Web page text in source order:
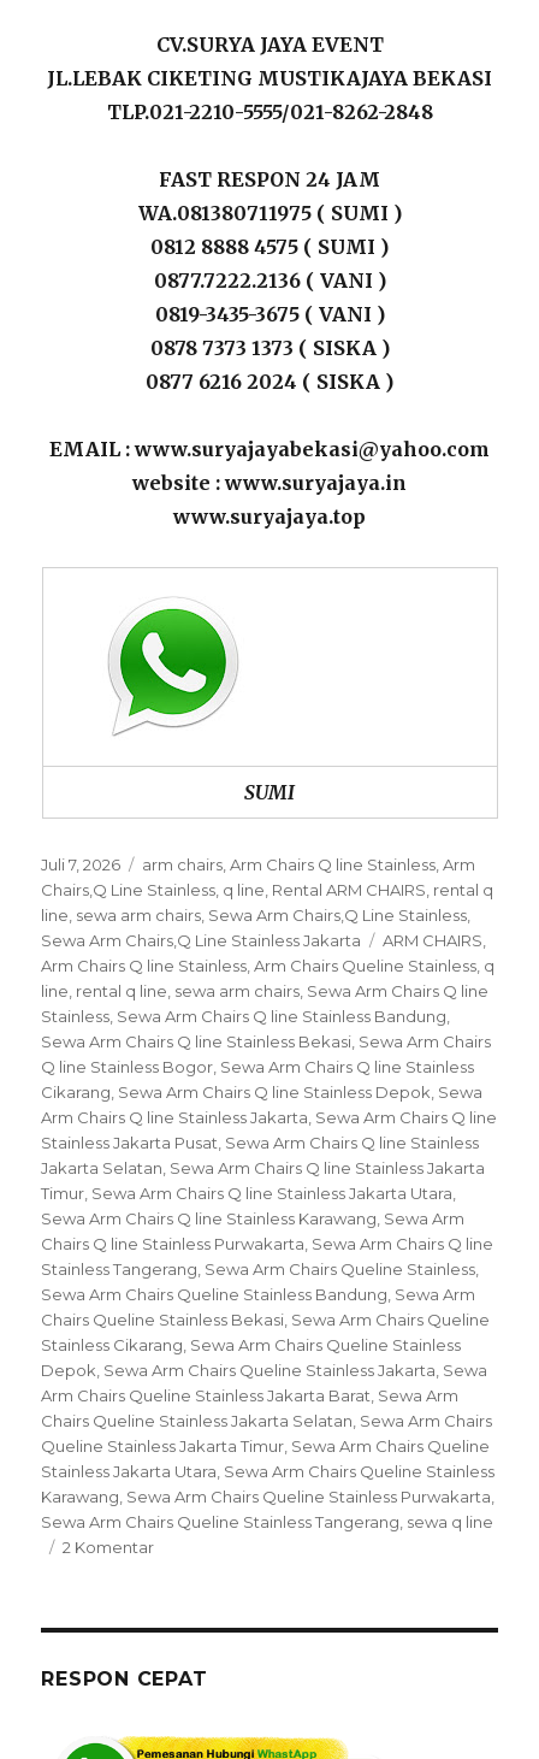
CV.SURYA JAYA EVENT
JL.LEBAK CIKETING MUSTIKAJAYA BEKASI
TLP.021-2210-5555/021-8262-2848
FAST RESPON 24 JAM
WA.081380711975 ( SUMI )
0812 8888 4575 ( SUMI )
0877.7222.2136 ( VANI )
0819-3435-3675 ( VANI )
0878 7373 1373 ( SISKA )
0877 6216 2024 ( SISKA )
EMAIL : www.suryajayabekasi@yahoo.com
website : www.suryajaya.in
www.suryajaya.top
SUMI
Posted
on
Juli 7, 2026 Categories
arm chairs ,Arm Chairs Q line Stainless ,Arm
Chairs,Q Line Stainless q line Rental ARM CHAIRS rental q
line sewa arm chairs Sewa Arm Chairs,Q Line Stainless
Sewa Arm Chairs,Q Line Stainless Jakarta
Tags
ARM CHAIRS
Arm Chairs Q line Stainless ,Arm Chairs Queline Stainless q
line rental q line sewa arm chairs Sewa Arm Chairs Q line
Stainless Sewa Arm Chairs Q line Stainless Bandung
Sewa Arm Chairs Q line Stainless Bekasi Sewa Arm Chairs
Q line Stainless Bogor Sewa Arm Chairs Q line Stainless
Cikarang Sewa Arm Chairs Q line Stainless Depok Sewa
Arm Chairs Q line Stainless Jakarta Sewa Arm Chairs Q line
Stainless Jakarta Pusat Sewa Arm Chairs Q line Stainless
Jakarta Selatan Sewa Arm Chairs Q line Stainless Jakarta
Timur Sewa Arm Chairs Q line Stainless Jakarta Utara
Sewa Arm Chairs Q line Stainless Karawang Sewa Arm
Chairs Q line Stainless Purwakarta Sewa Arm Chairs Q line
Stainless Tangerang Sewa Arm Chairs Queline Stainless
Sewa Arm Chairs Queline Stainless Bandung Sewa Arm
Chairs Queline Stainless Bekasi Sewa Arm Chairs Queline
Stainless Cikarang Sewa Arm Chairs Queline Stainless
Depok Sewa Arm Chairs Queline Stainless Jakarta Sewa
Arm Chairs Queline Stainless Jakarta Barat Sewa Arm
Chairs Queline Stainless Jakarta Selatan Sewa Arm Chairs
Queline Stainless Jakarta Timur Sewa Arm Chairs Queline
Stainless Jakarta Utara Sewa Arm Chairs Queline Stainless
Karawang Sewa Arm Chairs Queline Stainless Purwakarta
Sewa Arm Chairs Queline Stainless Tangerang sewa q line
2 Komentarpada
Stainless
RESPON CEPAT